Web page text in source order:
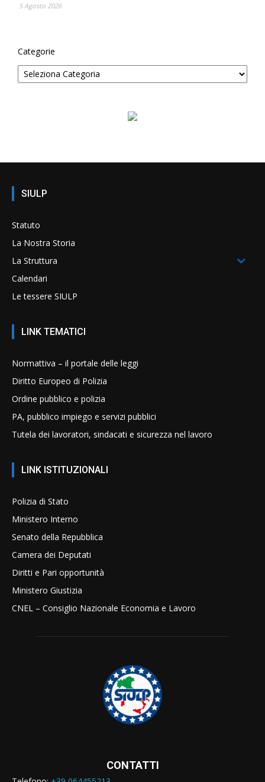
5 Agosto 2026
Categorie
SIULP
Statuto
La Nostra Storia
La Struttura
Calendari
Le tessere SIULP
LINK TEMATICI
Normattiva – il portale delle leggi
Diritto Europeo di Polizia
Ordine pubblico e polizia
PA, pubblico impiego e servizi pubblici
Tutela dei lavoratori, sindacati e sicurezza nel lavoro
LINK ISTITUZIONALI
Polizia di Stato
Ministero Interno
Senato della Repubblica
Camera dei Deputati
Diritti e Pari opportunità
Ministero Giustizia
CNEL – Consiglio Nazionale Economia e Lavoro
CONTATTI